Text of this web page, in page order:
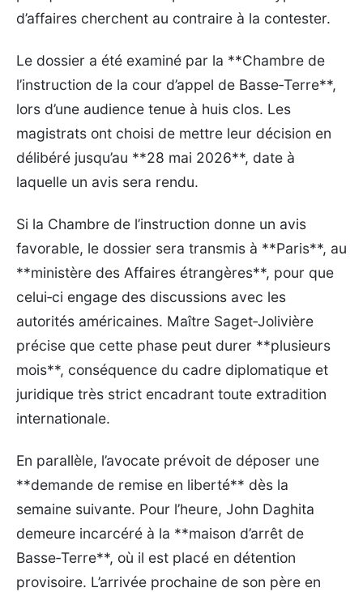
d’affaires cherchent au contraire à la contester.
Le dossier a été examiné par la **Chambre de
l’instruction de la cour d’appel de Basse‑Terre**,
lors d’une audience tenue à huis clos. Les
magistrats ont choisi de mettre leur décision en
délibéré jusqu’au **28 mai 2026**, date à
laquelle un avis sera rendu.
Si la Chambre de l’instruction donne un avis
favorable, le dossier sera transmis à **Paris**, au
**ministère des Affaires étrangères**, pour que
celui‑ci engage des discussions avec les
autorités américaines. Maître Saget‑Jolivière
précise que cette phase peut durer **plusieurs
mois**, conséquence du cadre diplomatique et
juridique très strict encadrant toute extradition
internationale.
En parallèle, l’avocate prévoit de déposer une
**demande de remise en liberté** dès la
semaine suivante. Pour l’heure, John Daghita
demeure incarcéré à la **maison d’arrêt de
Basse‑Terre**, où il est placé en détention
provisoire. L’arrivée prochaine de son père en